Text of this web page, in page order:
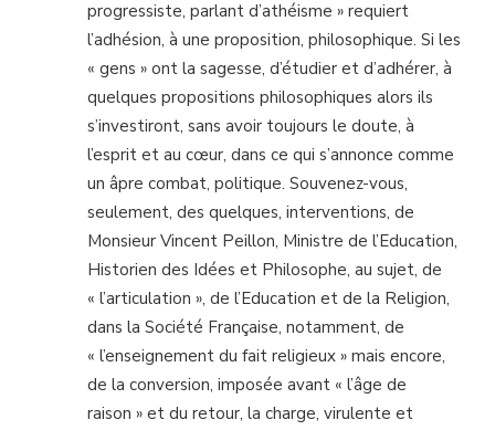
progressiste, parlant d’athéisme » requiert
l’adhésion, à une proposition, philosophique. Si les
« gens » ont la sagesse, d’étudier et d’adhérer, à
quelques propositions philosophiques alors ils
s’investiront, sans avoir toujours le doute, à
l’esprit et au cœur, dans ce qui s’annonce comme
un âpre combat, politique. Souvenez-vous,
seulement, des quelques, interventions, de
Monsieur Vincent Peillon, Ministre de l’Education,
Historien des Idées et Philosophe, au sujet, de
« l’articulation », de l’Education et de la Religion,
dans la Société Française, notamment, de
« l’enseignement du fait religieux » mais encore,
de la conversion, imposée avant « l’âge de
raison » et du retour, la charge, virulente et